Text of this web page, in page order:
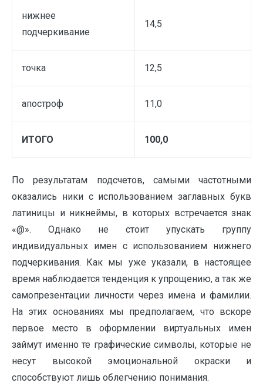
нижнее
подчеркивание
14,5
точка 12,5
апостроф 11,0
ИТОГО 100,0
По результатам подсчетов, самыми частотными
оказались ники с использованием заглавных букв
латиницы и никнеймы, в которых встречается знак
«@». Однако не стоит упускать группу
индивидуальных имен с использованием нижнего
подчеркивания. Как мы уже указали, в настоящее
время наблюдается тенденция к упрощению, а так же
самопрезентации личности через имена и фамилии.
На этих основаниях мы предполагаем, что вскоре
первое место в оформлении виртуальных имен
займут именно те графические символы, которые не
несут высокой эмоциональной окраски и
способствуют лишь облегчению понимания.